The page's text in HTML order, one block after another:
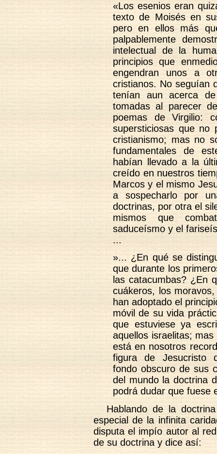
«Los esenios eran
texto de Moisés en
pero en ellos más
palpablemente
intelectual de la
principios que
engendran unos a
cristianos. No seguían
tenían aun acerca
tomadas al parecer
poemas de Virgilio:
supersticiosas que no
cristianismo; mas no
fundamentales de
habían llevado a la
creído en nuestros
Marcos y el mismo
a sospecharlo por
doctrinas, por otra el
mismos que
saduceísmo y el
...
»... ¿En qué se
que durante los
las catacumbas? ¿En
cuákeros, los
han adoptado el
móvil de su vida
que estuviese ya
aquellos israelitas;
está en nosotros
figura de Jesucristo
fondo obscuro de sus
del mundo la doctrina
podrá dudar que fuese
Hablando de la
especial de la infinita
disputa el impío autor al
de su doctrina y dice así: